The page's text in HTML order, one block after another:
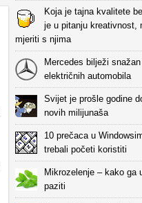
Koja je tajna kvalitete
je u pitanju kreativnost,
mjeriti s njima
Mercedes bilježi
električnih automobila
Svijet je prošle godine
novih milijunaša
10 prečaca u
trebali početi koristiti
Mikrozelenje – kako ga
paziti